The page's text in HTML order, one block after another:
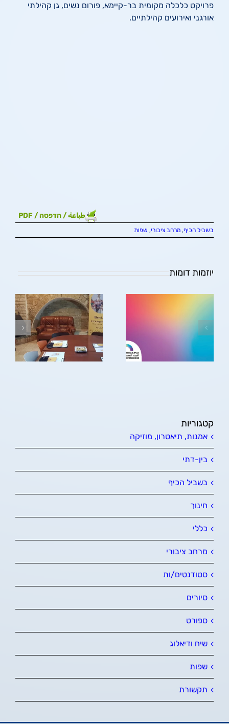
פרויקט כלכלה מקומית בר-קיימא, פורום נשים, גן קהילתי
אורגני ואירועים קהילתיים.
طباعة / הדפסה / PDF
בשביל הכיף, מרחב ציבורי, שפות
יוזמות דומות
הבית הפתוח בירושלים
קטגוריות
אמנות, תיאטרון, מוזיקה
בין-דתי
בשביל הכיף
חינוך
כללי
מרחב ציבורי
סטודנטים/ות
סיורים
ספורט
שיח ודיאלוג
שפות
תקשורת